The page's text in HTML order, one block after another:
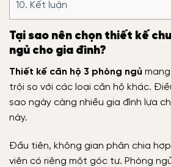
10. Kết luận
Tại sao nên chọn thiết kế
ngủ cho gia đình?
Thiết kế căn hộ 3 phòng ngủ
trội so với các loại căn hộ khác.
sao ngày càng nhiều gia đình lựa
này.
Đầu tiên, không gian phân chia
viên có riêng một góc tư. Phòng